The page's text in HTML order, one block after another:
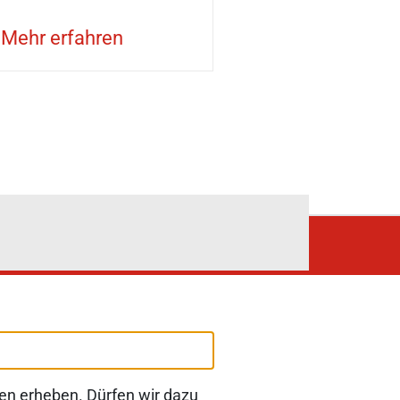
erheben. Dürfen wir dazu
Mehr erfahren
aus.